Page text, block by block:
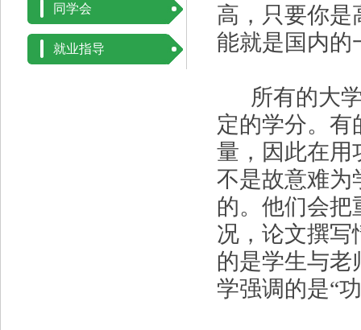
同学会
就业指导
高，只要你是
能就是国内的
所有的大学
定的学分。有
量，因此在用
不是故意难为
的。他们会把
况，论文撰写
的是学生与老
学强调的是“